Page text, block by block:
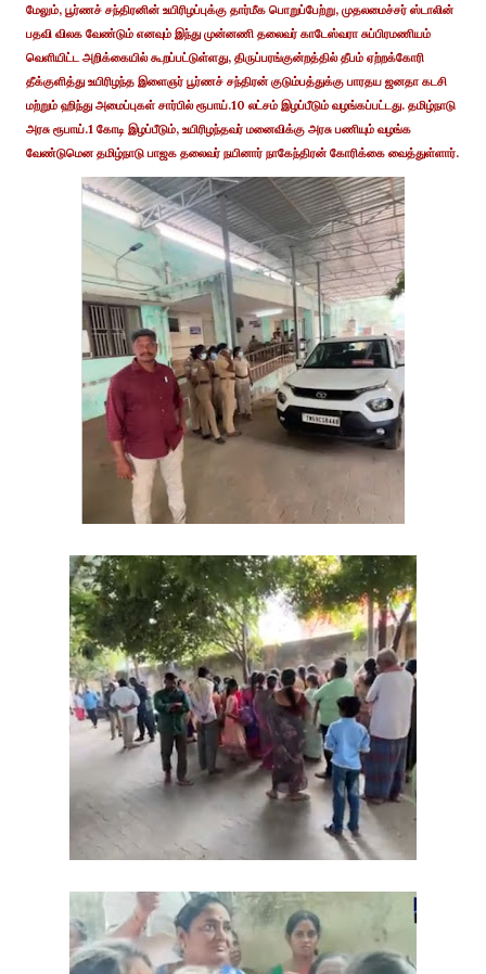
மேலும், பூர்ணச் சந்திரனின் உயிரிழப்புக்கு தார்மீக பொறுப்பேற்று, முதலமைச்சர் ஸ்டாலின்
பதவி விலக வேண்டும் எனவும் இந்து முன்னணி தலைவர் காடேஸ்வரா சுப்பிரமணியம்
வெளியிட்ட அறிக்கையில் கூறப்பட்டுள்ளது, திருப்பரங்குன்றத்தில் தீபம் ஏற்றக்கோரி
தீக்குளித்து உயிரிழந்த இளைஞர் பூர்ணச் சந்திரன் குடும்பத்துக்கு பாரதய ஜனதா கடசி
மற்றும் ஹிந்து அமைப்புகள் சார்பில் ரூபாய்.10 லட்சம் இழப்பீடும் வழங்கப்பட்டது. தமிழ்நாடு
அரசு ரூபாய்.1 கோடி இழப்பீடும், உயிரிழந்தவர் மனைவிக்கு அரசு பணியும் வழங்க
வேண்டுமென தமிழ்நாடு பாஜக தலைவர் நயினார் நாகேந்திரன் கோரிக்கை வைத்துள்ளார்.